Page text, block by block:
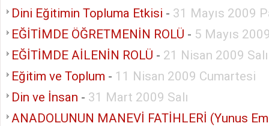
Dini Eğitimin Topluma Etkisi - 31 Mayıs 2009
EĞİTİMDE ÖĞRETMENİN ROLÜ - 5 Mayıs
EĞİTİMDE AİLENİN ROLÜ - 21 Nisan 2009 Salı
Eğitim ve Toplum - 11 Nisan 2009 Cumartesi
Din ve İnsan - 31 Mart 2009 Salı
ANADOLUNUN MANEVİ FATİHLERİ (Yunus